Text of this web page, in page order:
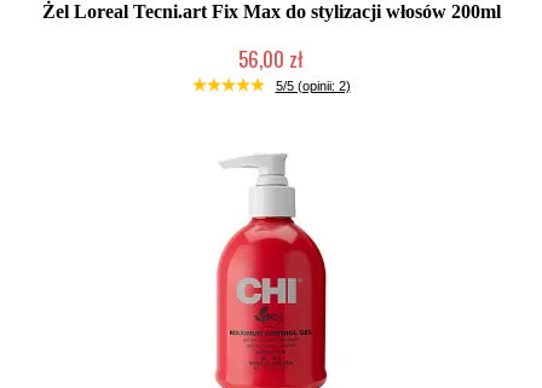
Żel Loreal Tecni.art Fix Max do stylizacji włosów 200ml
56,00 zł
Chwilowo niedostępny
5/5 (opinii: 2)